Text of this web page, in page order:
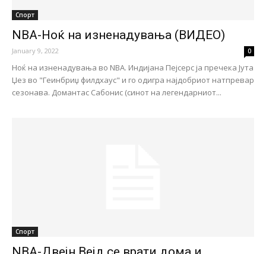
Спорт
NBA-Ноќ на изненадувања (ВИДЕО)
January 9, 2022 0
Ноќ на изненадувања во NBA. Индијана Пејсерс ја пречека Јута
Џез во "Геинбриџ филдхаус" и го одигра најдобриот натпревар
сезонава. Домантас Сабонис (синот на легендарниот...
Спорт